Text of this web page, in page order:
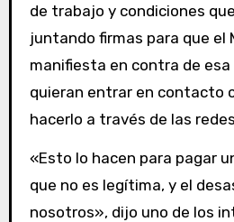
de trabajo y condiciones
juntando firmas para que el
manifiesta en contra de
quieran entrar en contacto
hacerlo a través de las
«Esto lo hacen para pagar
que no es legítima, y el
nosotros», dijo uno de los